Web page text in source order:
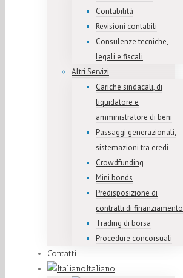
Contabilità
Revisioni contabili
Consulenze tecniche,
legali e fiscali
Altri Servizi
Cariche sindacali, di
liquidatore e
amministratore di beni
Passaggi generazionali,
sistemazioni tra eredi
Crowdfunding
Mini bonds
Predisposizione di
contratti di finanziamento
Trading di borsa
Procedure concorsuali
Contatti
Italiano